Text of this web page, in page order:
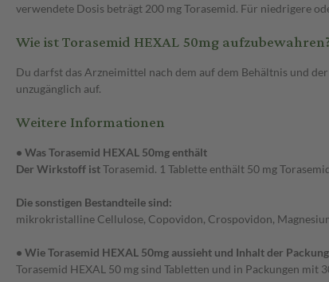
verwendete Dosis beträgt 200 mg Torasemid. Für niedrigere
Wie ist Torasemid HEXAL 50mg
Du darfst das Arzneimittel nach dem auf dem Behältnis und
unzugänglich auf.
Weitere Informationen
• Was Torasemid HEXAL 50mg enthält
Der Wirkstoff istTorasemid. 1 Tablette enthält 50 mg
Die sonstigen Bestandteile sind:
mikrokristalline Cellulose, Copovidon, Crospovidon,
• Wie Torasemid HEXAL 50mg aussieht und Inhalt der Packung
Torasemid HEXAL 50 mg sind Tabletten und in Packungen mit